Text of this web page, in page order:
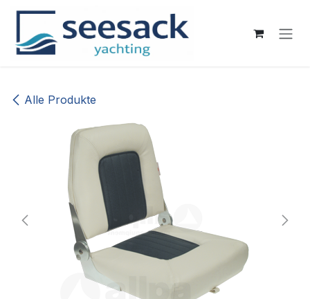
Zum Inhalt springen
Alle Produkte